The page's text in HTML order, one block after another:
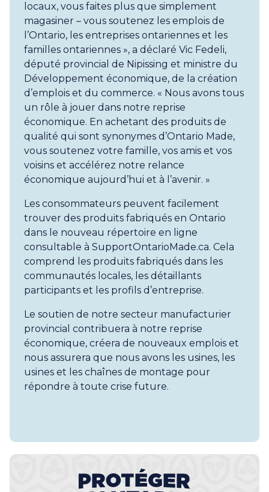
locaux, vous faites plus que simplement
magasiner – vous soutenez les emplois de
l’Ontario, les entreprises ontariennes et les
familles ontariennes », a déclaré Vic Fedeli,
député provincial de Nipissing et ministre du
Développement économique, de la création
d’emplois et du commerce. « Nous avons tous
un rôle à jouer dans notre reprise
économique. En achetant des produits de
qualité qui sont synonymes d’Ontario Made,
vous soutenez votre famille, vos amis et vos
voisins et accélérez notre relance
économique aujourd’hui et à l’avenir. »
Les consommateurs peuvent facilement
trouver des produits fabriqués en Ontario
dans le nouveau répertoire en ligne
consultable à SupportOntarioMade.ca. Cela
comprend les produits fabriqués dans les
communautés locales, les détaillants
participants et les profils d’entreprise.
Le soutien de notre secteur manufacturier
provincial contribuera à notre reprise
économique, créera de nouveaux emplois et
nous assurera que nous avons les usines, les
usines et les chaînes de montage pour
répondre à toute crise future.